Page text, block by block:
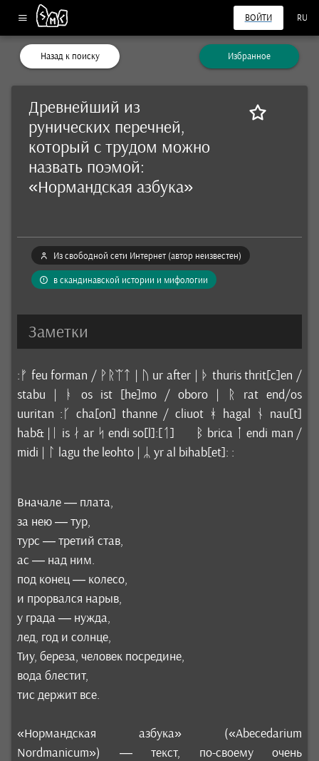
ВОЙТИ RU
Назад к поиску Избранное
Древнейший из
рунических перечней,
который с трудом можно
назвать поэмой:
«Нормандская азбука»
Из свободной сети Интернет (автор неизвестен)
в скандинавской истории и мифологии
Заметки
:ᚠ feu forman / ᚹᚱᛠᛏ | ᚢ ur after | ᚦ thuris thrit[c]en /
stabu | ᚭ os ist [he]mo / oboro | ᚱ rat end/os
uuritan :ᚴ cha[on] thanne / cliuot ᚼ hagal ᚾ nau[t]
hab& |ᛁ is ᛅ ar ᛋ endi so[l]:[ᛐ] ᛒ brica ᛙ endi man /
midi | ᛚ lagu the leohto | ᛦ yr al bihab[et]: :
Вначале — плата,
за нею — тур,
турс — третий став,
ас — над ним.
под конец — колесо,
и прорвался нарыв,
у града — нужда,
лед, год и солнце,
Тиу, береза, человек посредине,
вода блестит,
тис держит все.
«Нормандская азбука» («Abecedarium
Nordmanicum») — текст, по-своему очень